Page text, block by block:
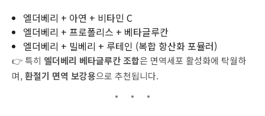
엘더베리 + 아연 + 비타민 C
엘더베리 + 프로폴리스 + 베타글루칸
엘더베리 + 빌베리 + 루테인 (복합 항산화 포뮬러)
👉 특히 엘더베리 베타글루칸 조합은 면역세포 활성화에 탁월하
며,환절기 면역 보강용으로 추천됩니다.